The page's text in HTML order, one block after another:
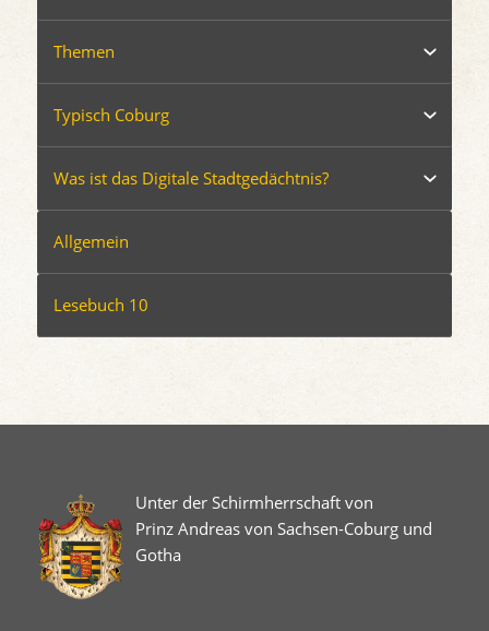
Themen
Typisch Coburg
Was ist das Digitale Stadtgedächtnis?
Allgemein
Lesebuch 10
Unter der Schirmherrschaft von
Prinz Andreas von Sachsen-Coburg und
Gotha